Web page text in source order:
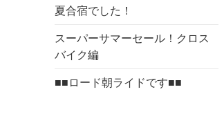
夏合宿でした！
スーパーサマーセール！クロス
バイク編
■■ロード朝ライドです■■